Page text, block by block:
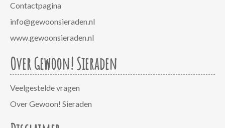
Contactpagina
info@gewoonsieraden.nl
www.gewoonsieraden.nl
Over Gewoon! Sieraden
Veelgestelde vragen
Over Gewoon! Sieraden